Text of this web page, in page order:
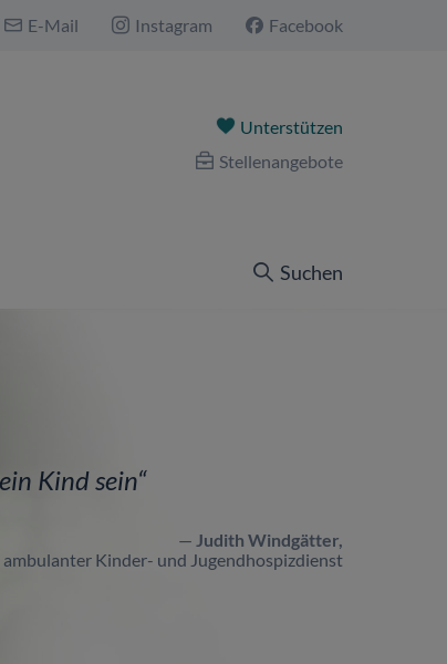
E-Mail Instagram Facebook
Unterstützen
Stellenangebote
Suchen
Kind sein
Judith Windgätter,
Kinder- und Jugendhospizdienst